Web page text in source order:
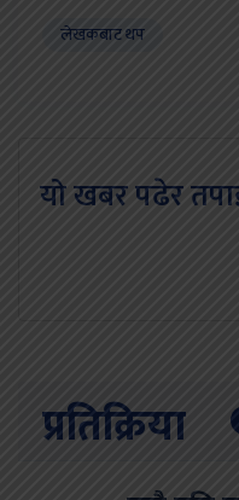
लेखकबाट थप
यो खबर पढेर
प्रतिक्रिया